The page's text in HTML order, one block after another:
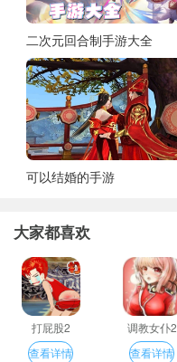
二次元回合制手游大全
可以结婚的手游
大家都喜欢
打屁股2
查看详情
调教女仆2
查看详情